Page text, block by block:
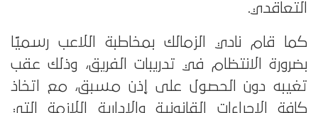
التعاقدي.
كما قام نادي الزمالك بمخاطبة اللاعب رسميًا
بضرورة الانتظام في تدريبات الفريق، وذلك عقب
تغيبه دون الحصول على إذن مسبق، مع اتخاذ
كافة الإجراءات القانونية والإدارية اللازمة التي